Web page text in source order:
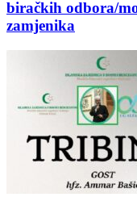
biračkih odbora/
zamjenika